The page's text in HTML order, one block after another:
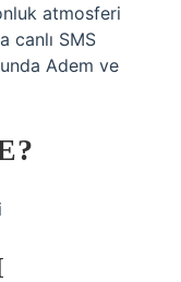
atmosferi
canlı SMS
Adem ve